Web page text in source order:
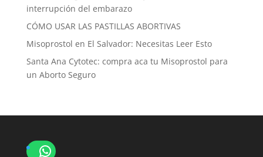
interrupción del embarazo
CÓMO USAR LAS PASTILLAS ABORTIVAS
Misoprostol en El Salvador: Necesitas Leer Esto
Santa Ana Cytotec: compra aca tu Misoprostol para
un Aborto Seguro
WhatsApp